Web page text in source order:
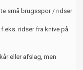
små brugsspor / ridser
ridser fra knive på
eller afslag, men